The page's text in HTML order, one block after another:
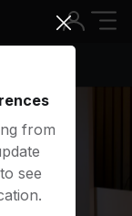
& Ankles - Kirra
from
see